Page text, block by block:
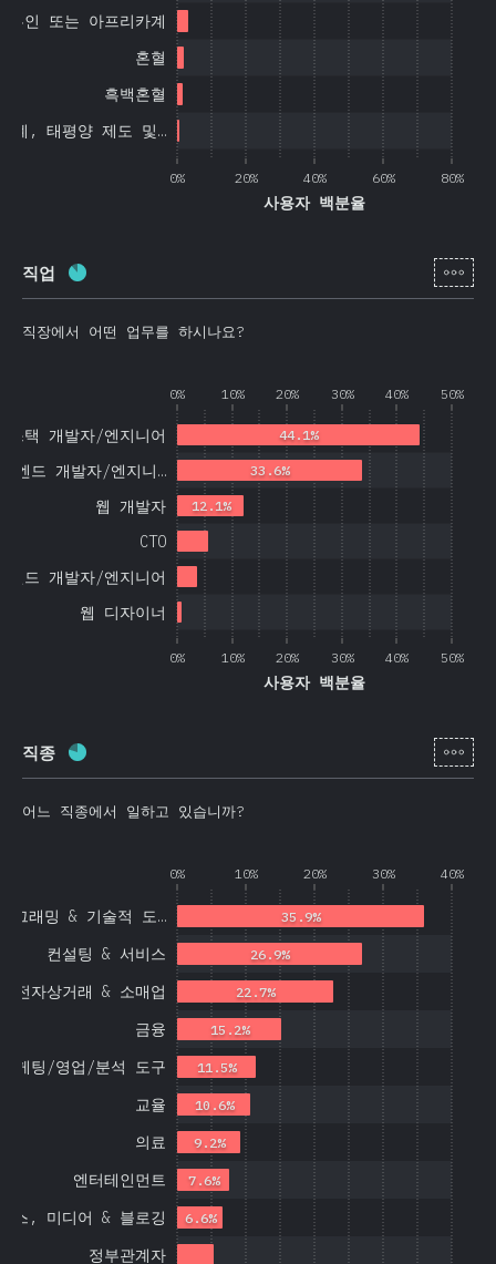
0% 20% 40% 60% 80%
사용자 백분율
계, 태평양 제도 및…
흑백혼혈
혼혈
흑인 또는 아프리카계
직업 완료율: [ko-
직장에서 어떤 업무를 하시나요?
0% 10% 20% 30% 40% 50%
0% 10% 20% 30% 40% 50%
사용자 백분율
웹 디자이너
엔드 개발자/엔지니어
CTO
웹 개발자
엔드 개발자/엔지니…
스택 개발자/엔지니어
12.1%
33.6%
44.1%
직종 완료율: [ko-
어느 직종에서 일하고 있습니까?
0% 10% 20% 30% 40%
정부관계자
스, 미디어 & 블로깅
엔터테인먼트
의료
교율
마케팅/영업/분석 도구
금융
전자상거래 & 소매업
컨설팅 & 서비스
그래밍 & 기술적 도…
6.6%
7.6%
9.2%
10.6%
11.5%
15.2%
22.7%
26.9%
35.9%